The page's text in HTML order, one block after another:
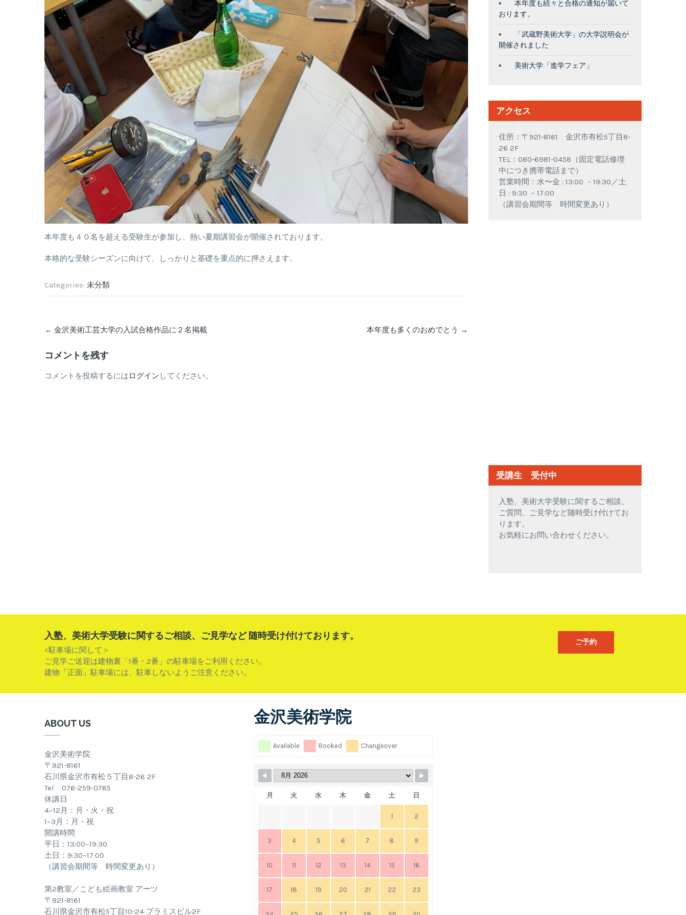
本年度も４０名を超える受験生が参加し、熱い夏期講習会が開催されております。
本格的な受験シーズンに向けて、しっかりと基礎を重点的に押さえます。
Categories: 未分類
navigation
← 金沢美術工芸大学の入試合格作品に２名掲載 本年度も多くのおめでとう →
コメントを残す
コメントを投稿するにはログイン してください。
本年度も続々と合格の通知が届いて
おります。
「武蔵野美術大学」の大学説明会が
開催されました
美術大学「進学フェア」
アクセス
住所：〒921-8161 金沢市有松5丁目8-
26 2F
TEL：080-6981-0458（固定電話修理
中につき携帯電話まで）
営業時間：水〜金 : 13:00 – 19:30／土
日 : 9:30 – 17:00
（講習会期間等 時間変更あり）
受講生 受付中
入塾、美術大学受験に関するご相談、
ご質問、ご見学など随時受け付けてお
ります。
お気軽にお問い合わせください。
入塾、美術大学受験に関するご相談、ご見学など 随時受け付けております。
<駐車場に関して＞
ご見学ご送迎は建物裏「1番・2番」の駐車場をご利用ください。
建物「正面」駐車場には、駐車しないようご注意ください。
ご予約
ABOUT US
金沢美術学院
〒921-8161
石川県金沢市有松５丁目8-26 2F
Tel 076-259-0785
休講日
4~12月：月・火・祝
1~3月：月・祝
開講時間
平日：13:00~19:30
土日：9:30~17:00
（講習会期間等 時間変更あり）
第2教室／こども絵画教室 アーツ
〒921-8161
石川県金沢市有松5丁目10-24 プラミスビル2F
金沢美術学院
Available Booked Changeover
月 火 水 木 金 土 日
1 2
3 4 5 6 7 8 9
10 11 12 13 14 15 16
17 18 19 20 21 22 23